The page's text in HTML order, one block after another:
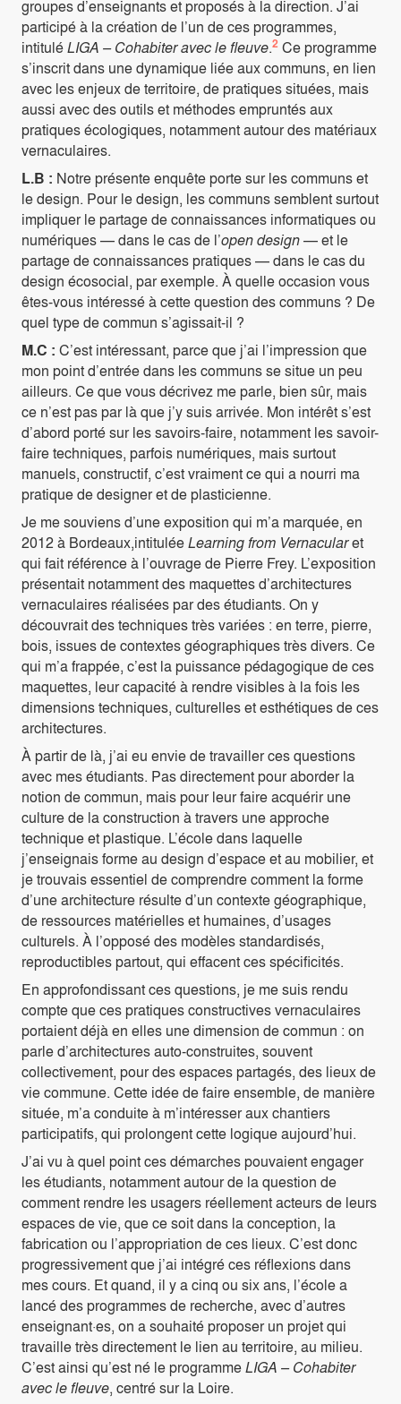
groupes d’enseignants et proposés à la direction. J’ai
participé à la création de l’un de ces programmes,
intituléLIGA – Cohabiter avec le fleuve.2 Ce programme
s’inscrit dans une dynamique liée aux communs, en lien
avec les enjeux de territoire, de pratiques situées, mais
aussi avec des outils et méthodes empruntés aux
pratiques écologiques, notamment autour des matériaux
vernaculaires.
L.B : Notre présente enquête porte sur les communs et
le design. Pour le design, les communs semblent surtout
impliquer le partage de connaissances informatiques ou
numériques — dans le cas de l’open design— et le
partage de connaissances pratiques — dans le cas du
design écosocial, par exemple. À quelle occasion vous
êtes-vous intéressé à cette question des communs ? De
quel type de commun s’agissait-il ?
M.C : C’est intéressant, parce que j’ai l’impression que
mon point d’entrée dans les communs se situe un peu
ailleurs. Ce que vous décrivez me parle, bien sûr, mais
ce n’est pas par là que j’y suis arrivée. Mon intérêt s’est
d’abord porté sur les savoirs-faire, notamment les savoir-
faire techniques, parfois numériques, mais surtout
manuels, constructif, c’est vraiment ce qui a nourri ma
pratique de designer et de plasticienne.
Je me souviens d’une exposition qui m’a marquée, en
2012 à Bordeaux,intituléeLearning from Vernacularet
qui fait référence à l’ouvrage de Pierre Frey. L’exposition
présentait notamment des maquettes d’architectures
vernaculaires réalisées par des étudiants. On y
découvrait des techniques très variées : en terre, pierre,
bois, issues de contextes géographiques très divers. Ce
qui m’a frappée, c’est la puissance pédagogique de ces
maquettes, leur capacité à rendre visibles à la fois les
dimensions techniques, culturelles et esthétiques de ces
architectures.
À partir de là, j’ai eu envie de travailler ces questions
avec mes étudiants. Pas directement pour aborder la
notion de commun, mais pour leur faire acquérir une
culture de la construction à travers une approche
technique et plastique. L’école dans laquelle
j’enseignais forme au design d’espace et au mobilier, et
je trouvais essentiel de comprendre comment la forme
d’une architecture résulte d’un contexte géographique,
de ressources matérielles et humaines, d’usages
culturels. À l’opposé des modèles standardisés,
reproductibles partout, qui effacent ces spécificités.
En approfondissant ces questions, je me suis rendu
compte que ces pratiques constructives vernaculaires
portaient déjà en elles une dimension de commun : on
parle d’architectures auto-construites, souvent
collectivement, pour des espaces partagés, des lieux de
vie commune. Cette idée de faire ensemble, de manière
située, m’a conduite à m’intéresser aux chantiers
participatifs, qui prolongent cette logique aujourd’hui.
J’ai vu à quel point ces démarches pouvaient engager
les étudiants, notamment autour de la question de
comment rendre les usagers réellement acteurs de leurs
espaces de vie, que ce soit dans la conception, la
fabrication ou l’appropriation de ces lieux. C’est donc
progressivement que j’ai intégré ces réflexions dans
mes cours. Et quand, il y a cinq ou six ans, l’école a
lancé des programmes de recherche, avec d’autres
enseignant·es, on a souhaité proposer un projet qui
travaille très directement le lien au territoire, au milieu.
C’est ainsi qu’est né le programmeLIGA – Cohabiter
avec le fleuve, centré sur la Loire.